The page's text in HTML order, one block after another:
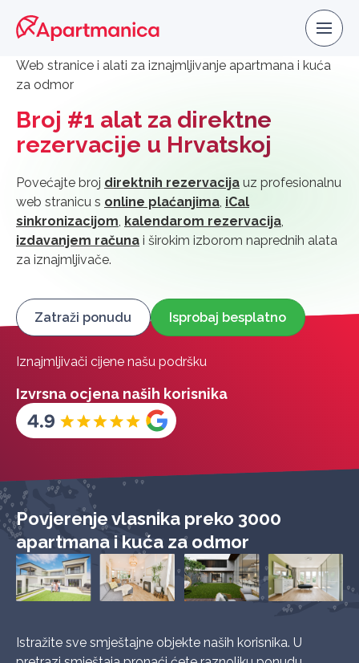
Web stranice i alati za iznajmljivanje apartmana i kuća
za odmor
Broj #1 alat za direktne
rezervacije u Hrvatskoj
Povećajte broj direktnih rezervacija uz profesionalnu
web stranicu s online plaćanjima, iCal
sinkronizacijom, kalendarom rezervacija,
izdavanjem računa i širokim izborom naprednih alata
za iznajmljivače.
Zatraži ponudu Isprobaj besplatno
Iznajmljivači cijene našu podršku
Izvrsna ocjena naših korisnika
Povjerenje vlasnika preko 3000
apartmana i kuća za odmor
Istražite sve smještajne objekte naših korisnika. U